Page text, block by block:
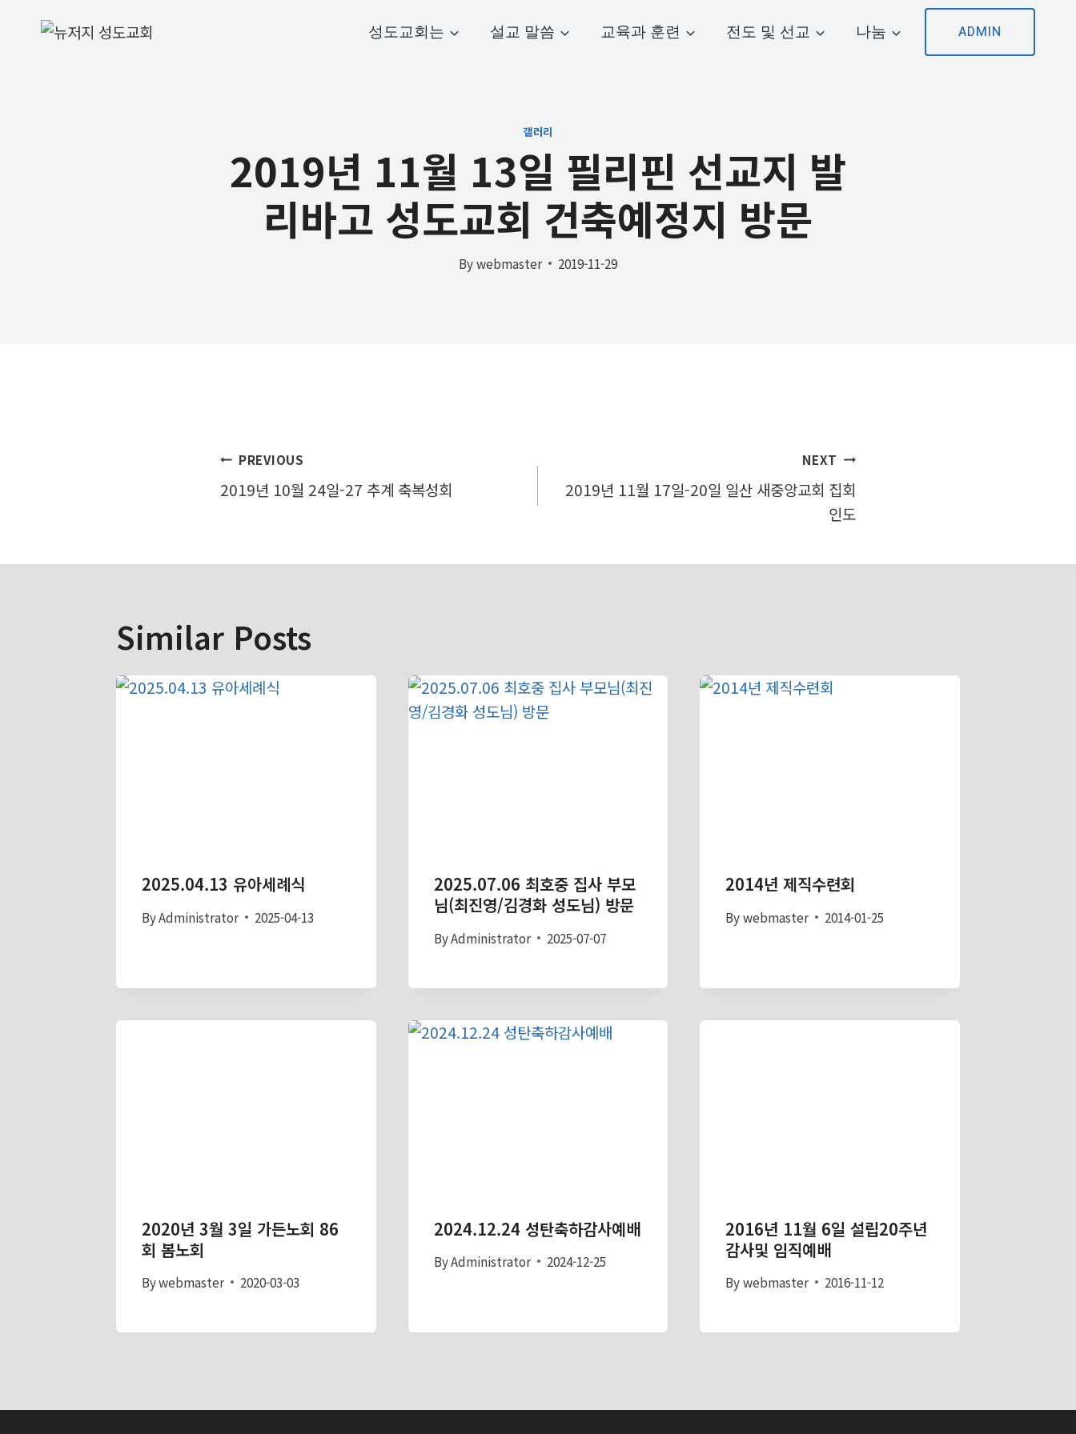
성도교회는 설교 말씀 교육과 훈련 전도 및 선교 나눔 ADMIN
갤러리
2019년 11월 13일 필리핀 선교지 발
리바고 성도교회 건축예정지 방문
Bywebmaster 2019-11-29
글
탐
PREVIOUS
2019년 10월 24일-27 추계 축복성회
NEXT
2019년 11월 17일-20일 일산 새중앙교회 집회
인도
Similar Posts
2025.04.13 유아세례식
ByAdministrator 2025-04-13
2025.07.06 최호중 집사 부모
님(최진영/김경화 성도님) 방문
ByAdministrator 2025-07-07
2014년 제직수련회
Bywebmaster 2014-01-25
2020년 3월 3일 가든노회 86
회 봄노회
Bywebmaster 2020-03-03
2024.12.24 성탄축하감사예배
ByAdministrator 2024-12-25
2016년 11월 6일 설립20주년
감사및 임직예배
Bywebmaster 2016-11-12